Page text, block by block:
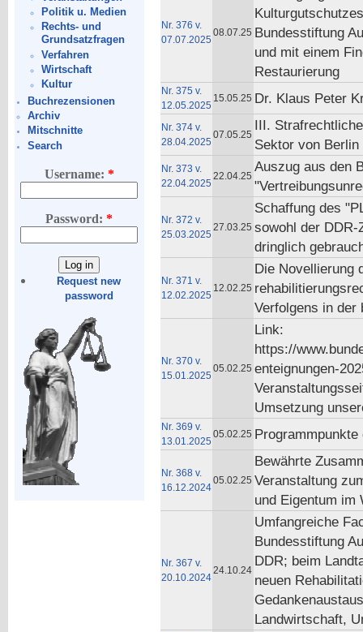
Politik u. Medien
Rechts- und
Grundsatzfragen
Verfahren
Wirtschaft
Kultur
Buchrezensionen
Archiv
Mitschnitte
Search
Username: *
Password:*
Request new
password
Nr. 376 v.
07.07.2025
08.07.25 Bundesstiftung
und mit einem
Restaurierung
Nr. 375 v.
12.05.2025
15.05.25 Dr. Klaus Peter
Nr. 374 v.
28.04.2025
07.05.25
III.
Sektor von Berlin
Nr. 373 v.
22.04.2025
22.04.25
Auszug aus den
Nr. 372 v.
25.03.2025
27.03.25
Schaffung des
sowohl der
dringlich
Nr. 371 v.
12.02.2025
12.02.25
Die Novellierung
Verfolgens in der
Nr. 370 v.
15.01.2025
05.02.25
Link:
https://
enteignungen-
Umsetzung
Nr. 369 v.
13.01.2025
05.02.25
Nr. 368 v.
16.12.2024
05.02.25
Bewährte
Veranstaltung
und Eigentum im
Nr. 367 v.
20.10.2024
24.10.24
Umfangreiche
Bundesstiftung
DDR; beim
neuen
Landwirtschaft,